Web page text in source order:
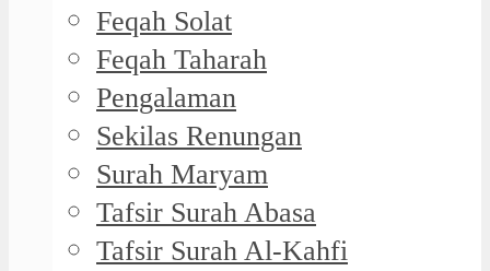
Feqah Solat
Feqah Taharah
Pengalaman
Sekilas Renungan
Surah Maryam
Tafsir Surah Abasa
Tafsir Surah Al-Kahfi